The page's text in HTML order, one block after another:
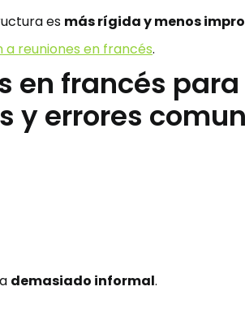
es más rígida y menos
a reuniones en francés.
en francés para
y errores
demasiado informal.